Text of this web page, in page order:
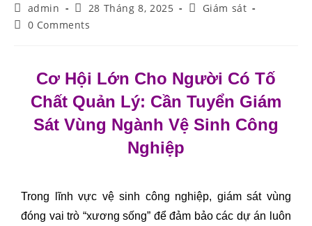
admin 28 Tháng 8, 2025
Giám sát
0 Comments
Cơ Hội Lớn Cho Người Có Tố
Chất Quản Lý: Cần Tuyển Giám
Sát Vùng Ngành Vệ Sinh Công
Nghiệp
Trong lĩnh vực vệ sinh công nghiệp, giám sát vùng
đóng vai trò “xương sống” để đảm bảo các dự án luôn